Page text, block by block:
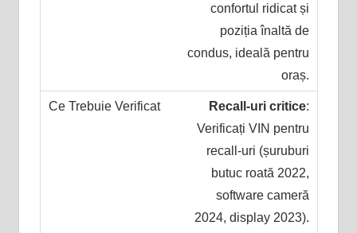
confortul ridicat și
poziția înaltă de
condus, ideală pentru
oraș.
Recall-uri critice:
Verificați VIN pentru
recall-uri (șuruburi
butuc roată 2022,
software cameră
2024, display 2023).